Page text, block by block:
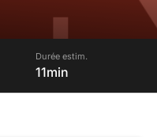
Durée estim.
11min